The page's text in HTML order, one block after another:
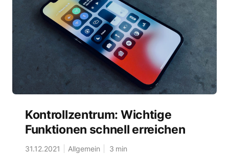
Kontrollzentrum: Wichtige
Funktionen schnell erreichen
31.12.2021 Allgemein 3 min